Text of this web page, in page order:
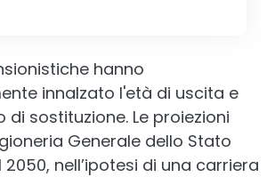
hanno
innalzato l'età di uscita e
sostituzione. Le proiezioni
Generale dello Stato
nell’ipotesi di una carriera